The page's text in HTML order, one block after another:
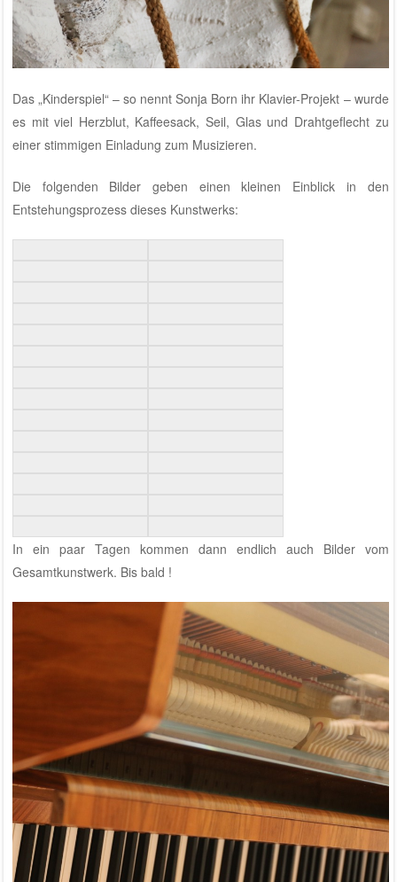
Das „Kinderspiel“ – so nennt Sonja Born ihr Klavier-Projekt – wurde
es mit viel Herzblut, Kaffeesack, Seil, Glas und Drahtgeflecht zu
einer stimmigen Einladung zum Musizieren.
Die folgenden Bilder geben einen kleinen Einblick in den
Entstehungsprozess dieses Kunstwerks:
In ein paar Tagen kommen dann endlich auch Bilder vom
Gesamtkunstwerk. Bis bald !